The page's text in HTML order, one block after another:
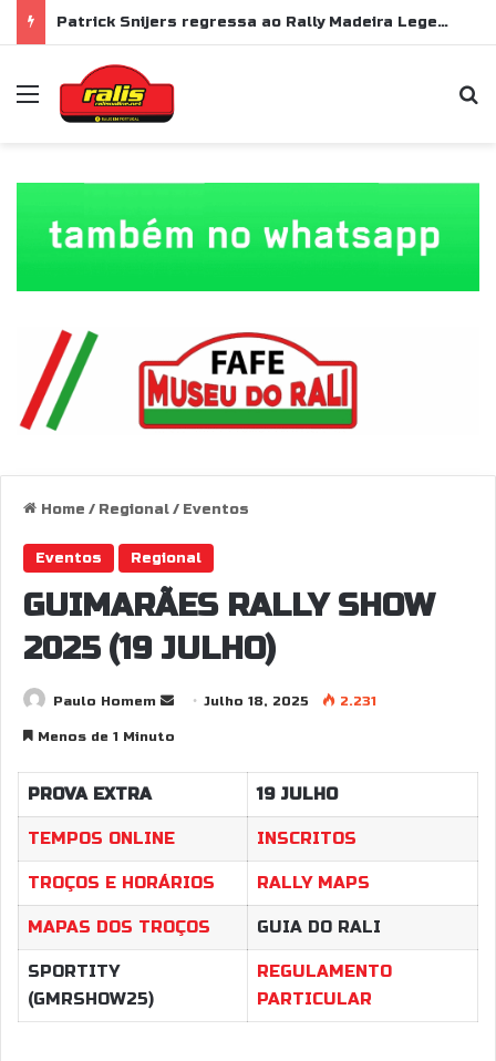
Patrick Snijers regressa ao Rally Madeira Legend com Ford Sierra RS Cosworth
Menu
Home / Regional/ Eventos
Eventos Regional
GUIMARÃES RALLY SHOW
2025 (19 JULHO)
Paulo Homem
SendJulho 18, 2025 2.231
Menos de 1 Minuto
PROVA EXTRA 19 JULHO
TEMPOS ONLINE INSCRITOS
TROÇOS E HORÁRIOS RALLY MAPS
MAPAS DOS TROÇOS GUIA DO RALI
SPORTITY
(GMRSHOW25)
REGULAMENTO
PARTICULAR